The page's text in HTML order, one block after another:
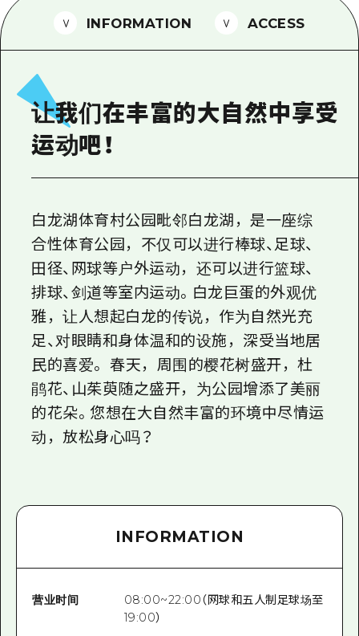
2晚3天
常见问题解答
照片下载
INFORMATION ACCESS
让我们在丰富的大自然中享受
运动吧！
白龙湖体育村公园毗邻白龙湖，是一座综
合性体育公园，不仅可以进行棒球、足球、
田径、网球等户外运动，还可以进行篮球、
排球、剑道等室内运动。白龙巨蛋的外观优
雅，让人想起白龙的传说，作为自然光充
足、对眼睛和身体温和的设施，深受当地居
民的喜爱。 春天，周围的樱花树盛开，杜
鹃花、山茱萸随之盛开，为公园增添了美丽
的花朵。您想在大自然丰富的环境中尽情运
动，放松身心吗？
INFORMATION
营业时间
08:00~22:00（网球和五人制足球场至
19:00）